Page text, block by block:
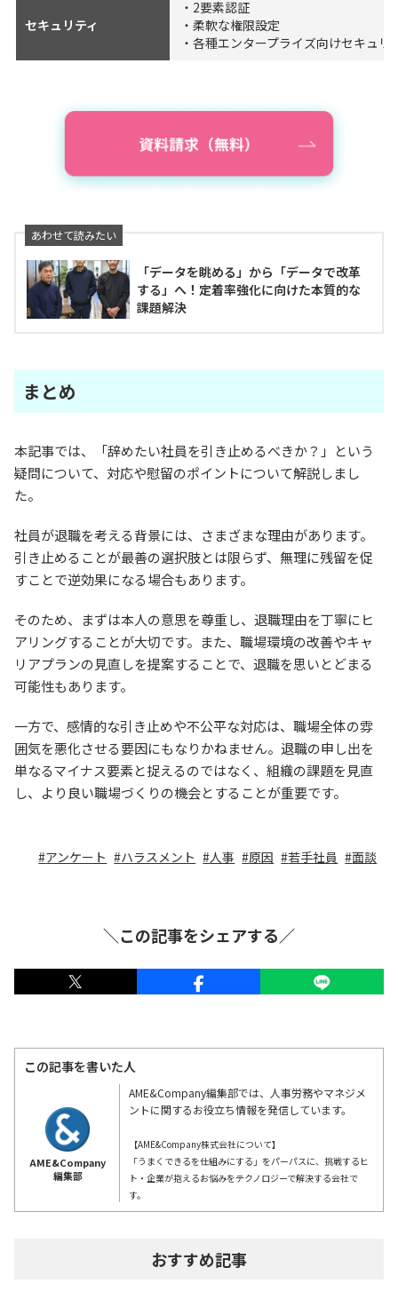
セキュリティ
・2要素認証
・柔軟な権限設定
・各種エンタープライズ向けセキュリ
「データを眺める」から「データで改革
する」へ！定着率強化に向けた本質的な
課題解決
まとめ
本記事では、「辞めたい社員を引き止めるべきか？」という
疑問について、対応や慰留のポイントについて解説しまし
た。
社員が退職を考える背景には、さまざまな理由があります。
引き止めることが最善の選択肢とは限らず、無理に残留を促
すことで逆効果になる場合もあります。
そのため、まずは本人の意思を尊重し、退職理由を丁寧にヒ
アリングすることが大切です。また、職場環境の改善やキャ
リアプランの見直しを提案することで、退職を思いとどまる
可能性もあります。
一方で、感情的な引き止めや不公平な対応は、職場全体の雰
囲気を悪化させる要因にもなりかねません。退職の申し出を
単なるマイナス要素と捉えるのではなく、組織の課題を見直
し、より良い職場づくりの機会とすることが重要です。
アンケート ハラスメント 人事 原因 若手社員 面談
＼この記事をシェアする／
この記事を書いた人
AME&Company
編集部
AME&Company編集部では、人事労務やマネジメ
ントに関するお役立ち情報を発信しています。
【AME&Company株式会社について】
「うまくできるを仕組みにする」をパーパスに、挑戦するヒ
ト・企業が抱えるお悩みをテクノロジーで解決する会社で
す。
おすすめ記事